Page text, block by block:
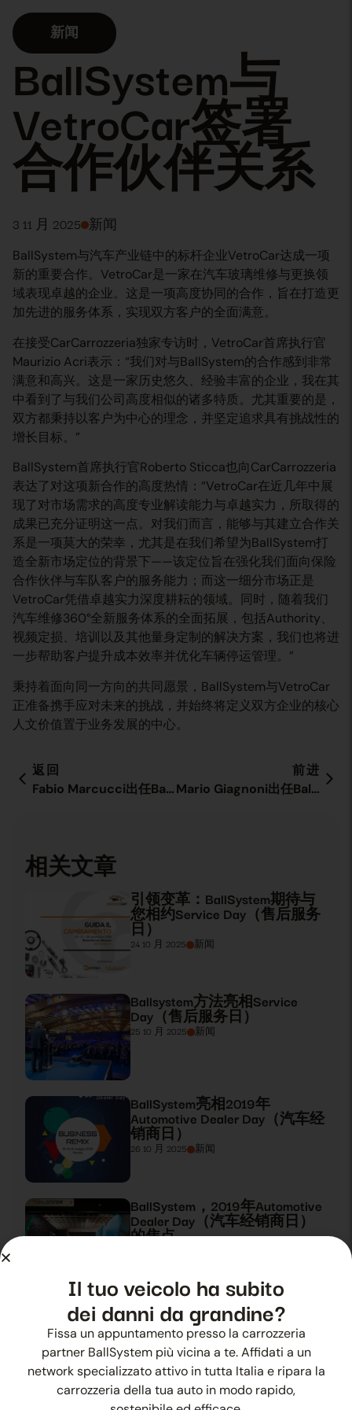
新闻
BallSystem与
VetroCar签署
合作伙伴关系
3 11 月 2025 新闻
BallSystem与汽车产业链中的标杆企业VetroCar达成一项
新的重要合作。VetroCar是一家在汽车玻璃维修与更换领
域表现卓越的企业。这是一项高度协同的合作，旨在打造更
加先进的服务体系，实现双方客户的全面满意。
在接受CarCarrozzeria独家专访时，VetroCar首席执行官
Maurizio Acri表示：“我们对与BallSystem的合作感到非常
满意和高兴。这是一家历史悠久、经验丰富的企业，我在其
中看到了与我们公司高度相似的诸多特质。尤其重要的是，
双方都秉持以客户为中心的理念，并坚定追求具有挑战性的
增长目标。”
BallSystem首席执行官Roberto Sticca也向CarCarrozzeria
表达了对这项新合作的高度热情：“VetroCar在近几年中展
现了对市场需求的高度专业解读能力与卓越实力，所取得的
成果已充分证明这一点。对我们而言，能够与其建立合作关
系是一项莫大的荣幸，尤其是在我们希望为BallSystem打
造全新市场定位的背景下——该定位旨在强化我们面向保险
合作伙伴与车队客户的服务能力；而这一细分市场正是
VetroCar凭借卓越实力深度耕耘的领域。同时，随着我们
汽车维修360°全新服务体系的全面拓展，包括Authority、
视频定损、培训以及其他量身定制的解决方案，我们也将进
一步帮助客户提升成本效率并优化车辆停运管理。”
秉持着面向同一方向的共同愿景，BallSystem与VetroCar
正准备携手应对未来的挑战，并始终将定义双方企业的核心
人文价值置于业务发展的中心。
返回
Fabio Marcucci出任BallSystem股份公司新的商务负责人。
前进
Mario Giagnoni出任BallSystem股份公司新的“OEM与物流服务提供商”负责人。
相关文章
引领变革：BallSystem期待与
您相约Service Day（售后服务
日）
24 10 月 2025 新闻
Ballsystem方法亮相Service
Day（售后服务日）
25 10 月 2025 新闻
BallSystem亮相2019年
Automotive Dealer Day（汽车经
销商日）
26 10 月 2025 新闻
BallSystem，2019年Automotive
Dealer Day（汽车经销商日）
的焦点
夏季冰雹？ 有BallSystem
28 10 月 2025 新闻
Il tuo veicolo ha subito
dei danni da grandine?
Fissa un appuntamento presso la carrozzeria
partner BallSystem più vicina a te. Affidati a un
network specializzato attivo in tutta Italia e ripara la
carrozzeria della tua auto in modo rapido,